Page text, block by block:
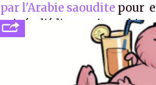
par l'Arabie saoudite pour
privée, l'éditeur n'aura
publier ses bilans. Encore